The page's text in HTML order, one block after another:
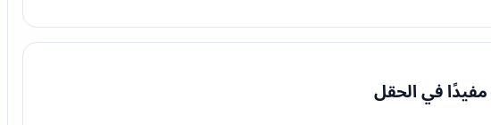
في الحقل